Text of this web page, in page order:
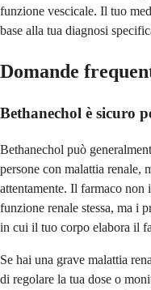
funzione vescicale. Il tuo
base alla tua diagnosi
Domande
Bethanechol è sicuro
Bethanechol può
persone con malattia renale,
attentamente. Il farmaco
funzione renale stessa, ma i
in cui il tuo corpo elabora il
Se hai una grave malattia
di regolare la tua dose o